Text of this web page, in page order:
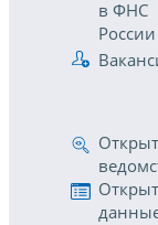
в ФНС
России